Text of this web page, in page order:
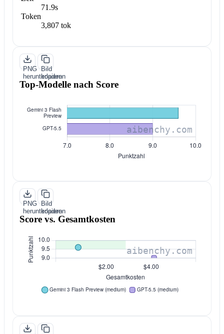
71.9s
Token
3,807 tok
PNG
herunterladen
Bild
kopieren
Top-Modelle nach Score
PNG
herunterladen
Bild
kopieren
Score vs. Gesamtkosten